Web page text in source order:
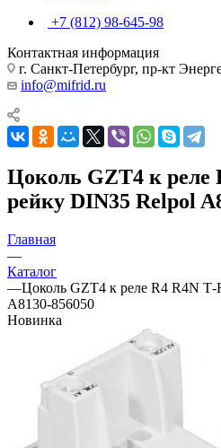
+7 (812) 98-645-98
Контактная информация
г. Санкт-Петербург, пр-кт
info@mifrid.ru
Цоколь GZT4 к реле
рейку DIN35 Relpol
Главная
—
Каталог
—Цоколь GZT4 к реле R4 R4N
A8130-856050
Новинка